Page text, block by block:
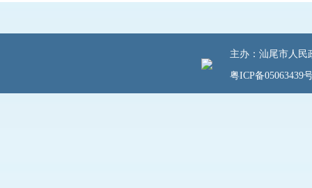
主办：汕尾市人民
粤ICP备05063439